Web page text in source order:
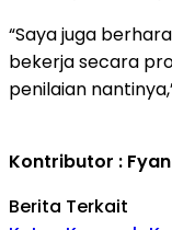
“Saya juga
bekerja secara
penilaian
Kontributor : Fyan
Berita Terkait